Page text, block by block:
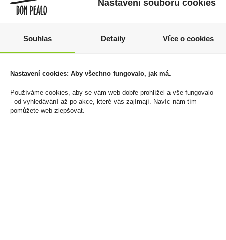
Cena za:1 ks
309 Kč
Cena za:
1 ks
Skladem:do 5 ks
Nastavení souborů cookies
Souhlas Detaily Více o cookies
Nastavení cookies: Aby všechno fungovalo, jak má.
Používáme cookies, aby se vám web dobře prohlížel a vše fungovalo
- od vyhledávání až po akce, které vás zajímají. Navíc nám tím
pomůžete web zlepšovat.